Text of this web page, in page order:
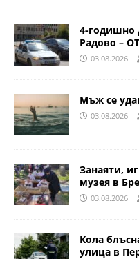
4-годишно
Радово –
03.08.2026
Мъж се
03.08.2026
Занаяти,
музея в
03.08.2026
Кола
улица в